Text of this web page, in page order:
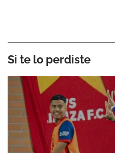
Si te lo perdiste